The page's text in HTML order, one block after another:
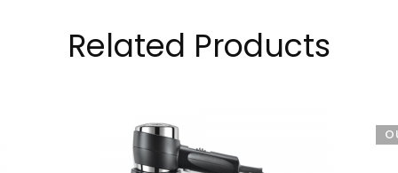
Related Products